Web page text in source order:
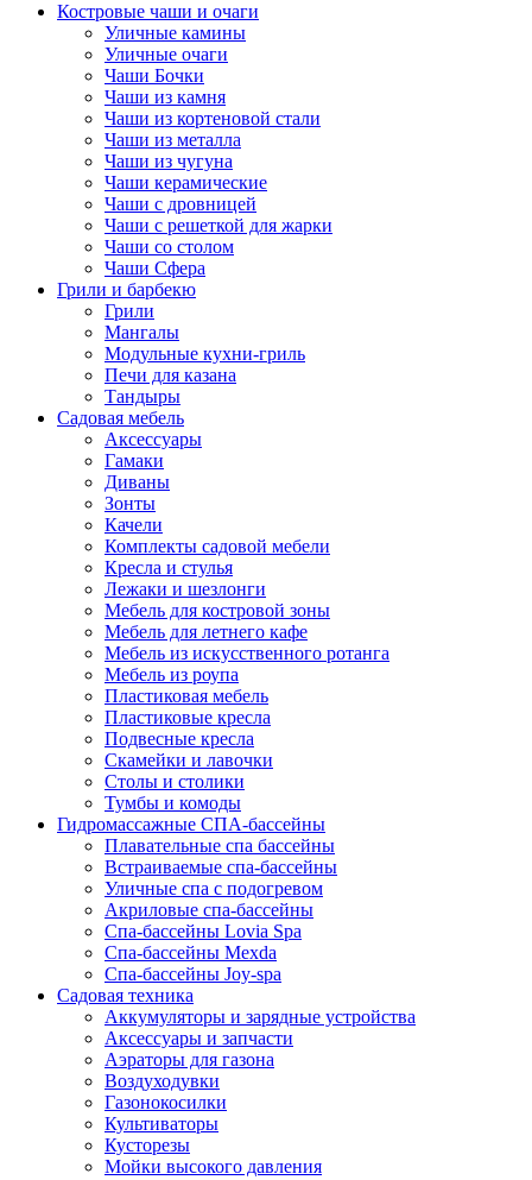
Костровые чаши и очаги
Уличные камины
Уличные очаги
Чаши Бочки
Чаши из камня
Чаши из кортеновой стали
Чаши из металла
Чаши из чугуна
Чаши керамические
Чаши с дровницей
Чаши с решеткой для жарки
Чаши со столом
Чаши Сфера
Грили и барбекю
Грили
Мангалы
Модульные кухни-гриль
Печи для казана
Тандыры
Садовая мебель
Аксессуары
Гамаки
Диваны
Зонты
Качели
Комплекты садовой мебели
Кресла и стулья
Лежаки и шезлонги
Мебель для костровой зоны
Мебель для летнего кафе
Мебель из искусственного ротанга
Мебель из роупа
Пластиковая мебель
Пластиковые кресла
Подвесные кресла
Скамейки и лавочки
Столы и столики
Тумбы и комоды
Гидромассажные СПА-бассейны
Плавательные спа бассейны
Встраиваемые спа-бассейны
Уличные спа с подогревом
Акриловые спа-бассейны
Спа-бассейны Lovia Spa
Спа-бассейны Mexda
Спа-бассейны Joy-spa
Садовая техника
Аккумуляторы и зарядные устройства
Аксессуары и запчасти
Аэраторы для газона
Воздуходувки
Газонокосилки
Культиваторы
Кусторезы
Мойки высокого давления